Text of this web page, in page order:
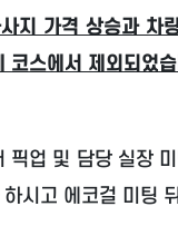
지 가격 상승과 차
코스에서 제외되었
픽업 및 담당 실장
시고 에코걸 미팅